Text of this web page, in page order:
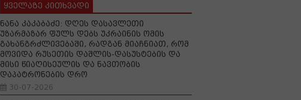
ყველაზე კითხვადი
ნანა კაკაბაძე: დღეს დასავლეთი
უზარმაზარ ფულს დებს უკრაინის ომის
გახანგრძლივებაში, რადგან მიაჩნიათ, რომ
მოვიდა რუსეთის დაშლის-დასუსტების და
მისი წიაღისეულის და ნავთობის
დაპატრონების დრო
30-07-2026